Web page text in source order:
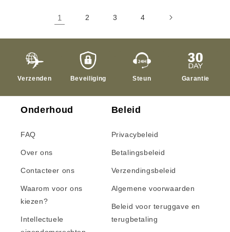
1 2 3 4
Verzenden Beveiliging Steun Garantie
Onderhoud
FAQ
Over ons
Contacteer ons
Waarom voor ons
kiezen?
Intellectuele
Beleid
Privacybeleid
Betalingsbeleid
Verzendingsbeleid
Algemene voorwaarden
Beleid voor teruggave en
terugbetaling